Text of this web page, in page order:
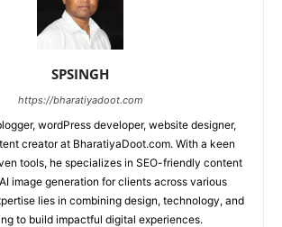
SPSINGH
https://bharatiyadoot.com
wordPress developer, website designer,
creator at BharatiyaDoot.com. With a keen
tools, he specializes in SEO-friendly content
image generation for clients across various
lies in combining design, technology, and
to build impactful digital experiences.